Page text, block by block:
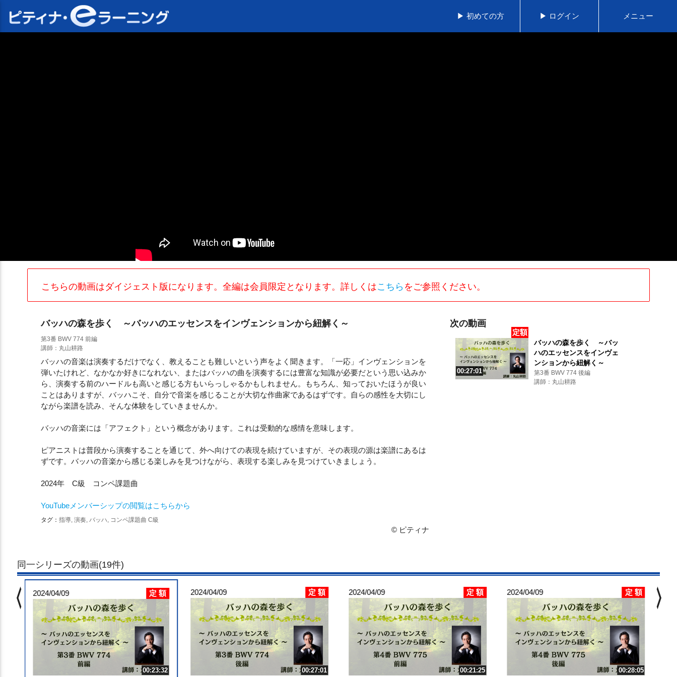
▶ 初めての方 ▶ ログイン メニュー
こちらの動画はダイジェスト版になります。全編は会員限定となります。詳しくはこちら をご参照ください。
バッハの森を歩く ～バッハのエッセンスをインヴェンションから紐解く～
第3番 BWV 774 前編
講師：丸山耕路
バッハの音楽は演奏するだけでなく、教えることも難しいという声をよく聞きます。「一応」インヴェンションを
弾いたけれど、なかなか好きになれない、またはバッハの曲を演奏するには豊富な知識が必要だという思い込みか
ら、演奏する前のハードルも高いと感じる方もいらっしゃるかもしれません。もちろん、知っておいたほうが良い
ことはありますが、バッハこそ、自分で音楽を感じることが大切な作曲家であるはずです。自らの感性を大切にし
ながら楽譜を読み、そんな体験をしていきませんか。
バッハの音楽には「アフェクト」という概念があります。これは受動的な感情を意味します。
ピアニストは普段から演奏することを通じて、外へ向けての表現を続けていますが、その表現の源は楽譜にあるは
ずです。バッハの音楽から感じる楽しみを見つけながら、表現する楽しみを見つけていきましょう。
2024年 C級 コンペ課題曲
YouTubeメンバーシップの閲覧はこちらから
タグ： 指導, 演奏, バッハ, コンペ課題曲 C級
© ピティナ
次の動画
定額
00:27:01
バッハの森を歩く ～バッ
ハのエッセンスをインヴェ
ンションから紐解く～
第3番 BWV 774 後編
講師：丸山耕路
同一シリーズの動画(19件)
2024/04/09 定 額
00:23:32
2024/04/09 定 額
00:27:01
2024/04/09 定 額
00:21:25
2024/04/09 定 額
00:28:05
chevron_left chevron_right